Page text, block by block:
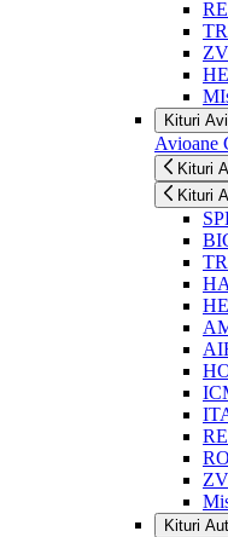
Kituri
Avioane
Kituri
Kituri
Kituri